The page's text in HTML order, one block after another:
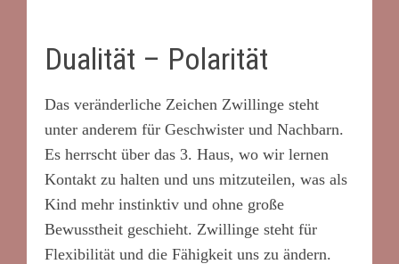
Dualität – Polarität
Das veränderliche Zeichen Zwillinge steht
unter anderem für Geschwister und Nachbarn.
Es herrscht über das 3. Haus, wo wir lernen
Kontakt zu halten und uns mitzuteilen, was als
Kind mehr instinktiv und ohne große
Bewusstheit geschieht. Zwillinge steht für
Flexibilität und die Fähigkeit uns zu ändern.